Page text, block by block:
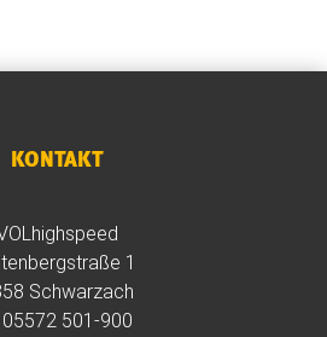
KONTAKT
1
Schwarzach
05572 501-900